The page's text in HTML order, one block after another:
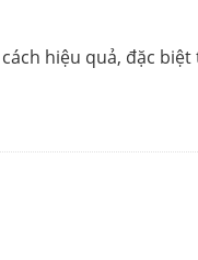
hiệu quả, đặc